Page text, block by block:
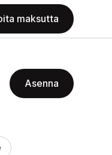
maksutta
Asenna